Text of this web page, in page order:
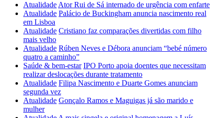
Atualidade Ator Rui de Sá internado de urgência com enfarte
Atualidade Palácio de Buckingham anuncia nascimento real
em Lisboa
Atualidade Cristiano faz comparações divertidas com filho
mais velho
Atualidade Rúben Neves e Débora anunciam “bebé número
quatro a caminho”
Saúde & bem-estar IPO Porto apoia doentes que necessitam
realizar deslocações durante tratamento
Atualidade Filipa Nascimento e Duarte Gomes anunciam
segunda vez
Atualidade Gonçalo Ramos e Maguigas já são marido e
mulher